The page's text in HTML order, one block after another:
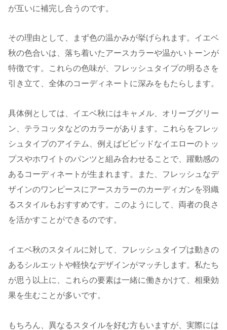
が互いに補完し合うのです。
その理由として、まず色の温かみが挙げられます。イエベ
秋の色合いは、落ち着いたアースカラーや温かいトーンが
特徴です。これらの色味が、フレッシュタイプの明るさを
引き立て、全体のコーディネートに深みをもたらします。
具体例としては、イエベ秋にはキャメル、オリーブグリー
ン、テラコッタなどのカラーがあります。これらをフレッ
シュタイプのアイテム、例えばビビッドなイエローのトッ
プスやホワイトのパンツと組み合わせることで、躍動感の
あるコーディネートが生まれます。また、フレッシュなデ
ザインのワンピースにアースカラーのカーディガンを羽織
るスタイルもおすすめです。このようにして、両者の良さ
を活かすことができるのです。
イエベ秋のスタイルに対して、フレッシュタイプは動きの
あるシルエットや軽快なデザインがマッチします。私たち
が思う以上に、これらの要素は一緒に働きかけて、相乗効
果を生むことが多いです。
もちろん、異なるスタイルを好む方もいますが、実際には